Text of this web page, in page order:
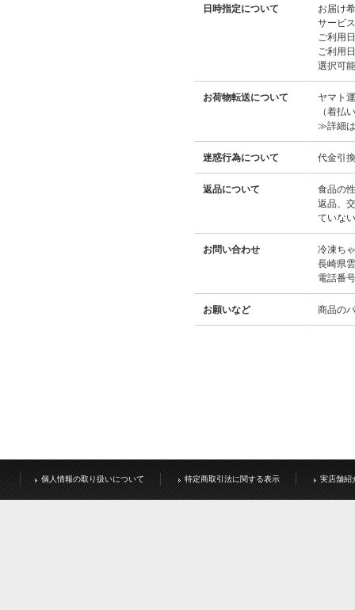
日時指定について
お届け
サービ
ご利用
ご利用
選択可
お荷物転送について
ヤマト
（着払
≫詳細
迷惑行為について 代金引
返品について
食品の
返品、
ていな
お問い合わせ
冷凍ち
長崎県
電話番
お願いなど 商品の
個人情報の取り扱いについて 特定商取引法に関する表示 実店舗紹